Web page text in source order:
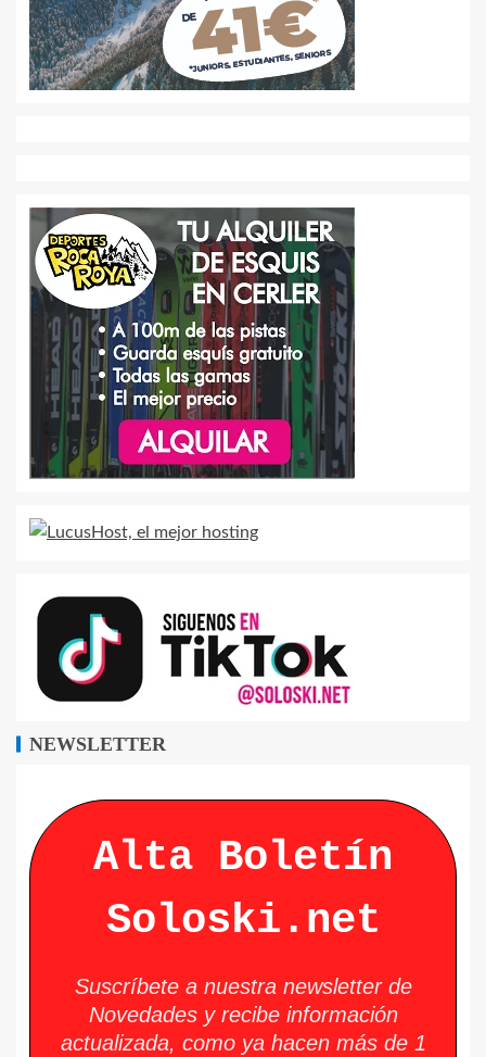
NEWSLETTER
Alta Boletín
Soloski.net
Suscríbete a nuestra newsletter de
Novedades y recibe información
actualizada, como ya hacen más de 1